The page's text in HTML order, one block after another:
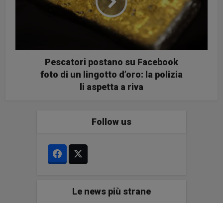
Pescatori postano su Facebook
foto di un lingotto d’oro: la polizia
li aspetta a riva
Follow us
Le news più strane